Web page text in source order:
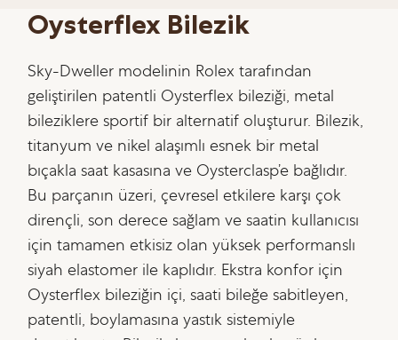
Oysterflex Bilezik
Sky-Dweller modelinin Rolex tarafından
geliştirilen patentli Oysterflex bileziği, metal
bileziklere sportif bir alternatif oluşturur. Bilezik,
titanyum ve nikel alaşımlı esnek bir metal
bıçakla saat kasasına ve Oysterclasp’e bağlıdır.
Bu parçanın üzeri, çevresel etkilere karşı çok
dirençli, son derece sağlam ve saatin kullanıcısı
için tamamen etkisiz olan yüksek performanslı
siyah elastomer ile kaplıdır. Ekstra konfor için
Oysterflex bileziğin içi, saati bileğe sabitleyen,
patentli, boylamasına yastık sistemiyle